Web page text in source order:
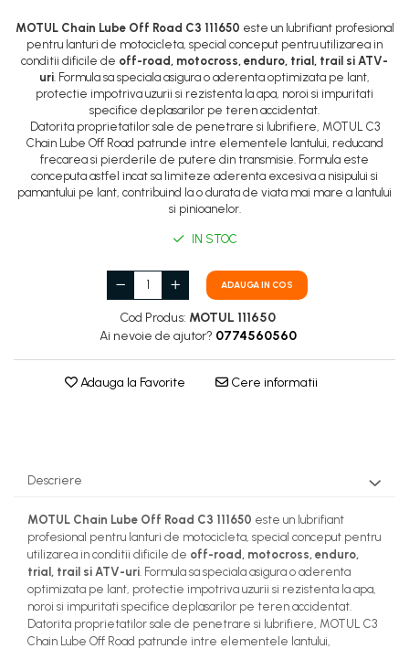
MOTUL Chain Lube Off Road C3 111650 este un lubrifiant profesional
pentru lanturi de motocicleta, special conceput pentru utilizarea in
conditii dificile de off-road, motocross, enduro, trial, trail si ATV-
uri. Formula sa speciala asigura o aderenta optimizata pe lant,
protectie impotriva uzurii si rezistenta la apa, noroi si impuritati
specifice deplasarilor pe teren accidentat.
Datorita proprietatilor sale de penetrare si lubrifiere, MOTUL C3
Chain Lube Off Road patrunde intre elementele lantului, reducand
frecarea si pierderile de putere din transmisie. Formula este
conceputa astfel incat sa limiteze aderenta excesiva a nisipului si
pamantului pe lant, contribuind la o durata de viata mai mare a lantului
si pinioanelor.
IN STOC
ADAUGA IN COS
Cod Produs: MOTUL 111650
Ai nevoie de ajutor? 0774560560
Adauga la Favorite Cere informatii
Descriere
MOTUL Chain Lube Off Road C3 111650 este un lubrifiant
profesional pentru lanturi de motocicleta, special conceput pentru
utilizarea in conditii dificile de off-road, motocross, enduro,
trial, trail si ATV-uri. Formula sa speciala asigura o aderenta
optimizata pe lant, protectie impotriva uzurii si rezistenta la apa,
noroi si impuritati specifice deplasarilor pe teren accidentat.
Datorita proprietatilor sale de penetrare si lubrifiere, MOTUL C3
Chain Lube Off Road patrunde intre elementele lantului,